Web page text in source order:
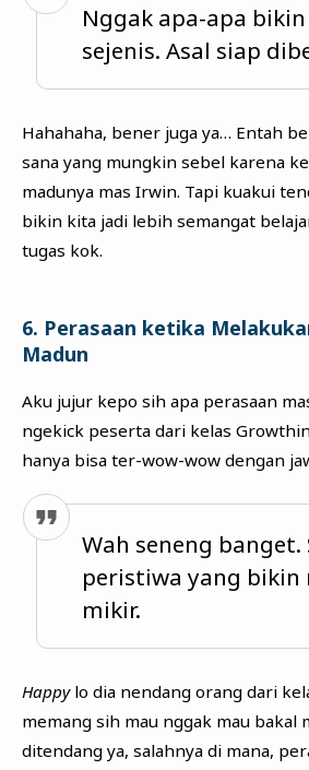
Nggak apa-apa
sejenis. Asal siap
Hahahaha, bener juga ya… Entah
sana yang mungkin sebel karena
madunya mas Irwin. Tapi kuakui
bikin kita jadi lebih semangat
tugas kok.
6. Perasaan ketika
Madun
Aku jujur kepo sih apa perasaan
ngekick peserta dari kelas
hanya bisa ter-wow-wow dengan
Wah seneng banget.
peristiwa yang bikin
mikir.
Happy lo dia nendang orang dari
memang sih mau nggak mau bakal
ditendang ya, salahnya di mana,